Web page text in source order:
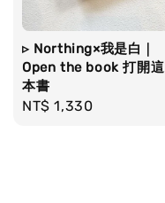
▹ Northing×我是白｜
Open the book 打開這
本書
Regular
NT$ 1,330